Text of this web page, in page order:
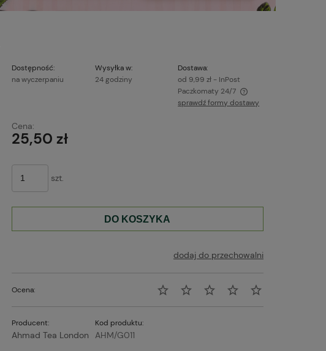
Dostępność:
na wyczerpaniu
Wysyłka w:
24 godziny
Dostawa:
od 9,99 zł - InPost
Paczkomaty 24/7
sprawdź formy dostawy
Cena:
25,50 zł
szt.
DO KOSZYKA
dodaj do przechowalni
Ocena:
Producent:
Ahmad Tea London
Kod produktu:
AHM/G011